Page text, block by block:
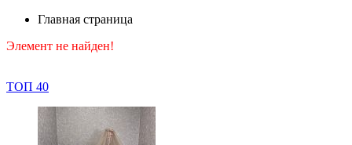
Главная страница
Элемент не найден!
ТОП 40